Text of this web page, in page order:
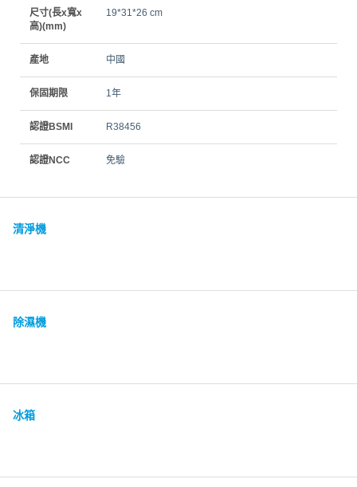
尺寸(長x寬x
高)(mm)
19*31*26 cm
產地 中國
保固期限 1年
認證BSMI R38456
認證NCC 免驗
清淨機
除濕機
冰箱